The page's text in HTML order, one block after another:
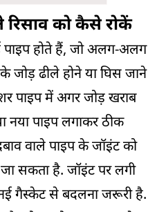
रिसाव को कैसे रोकें
होते हैं, जो अलग-अलग
जोड़ ढीले होने या घिस जाने
पाइप में अगर जोड़ खराब
नया पाइप लगाकर ठीक
वाले पाइप के जॉइंट को
सकता है. जॉइंट पर लगी
गैस्केट से बदलना जरूरी है.